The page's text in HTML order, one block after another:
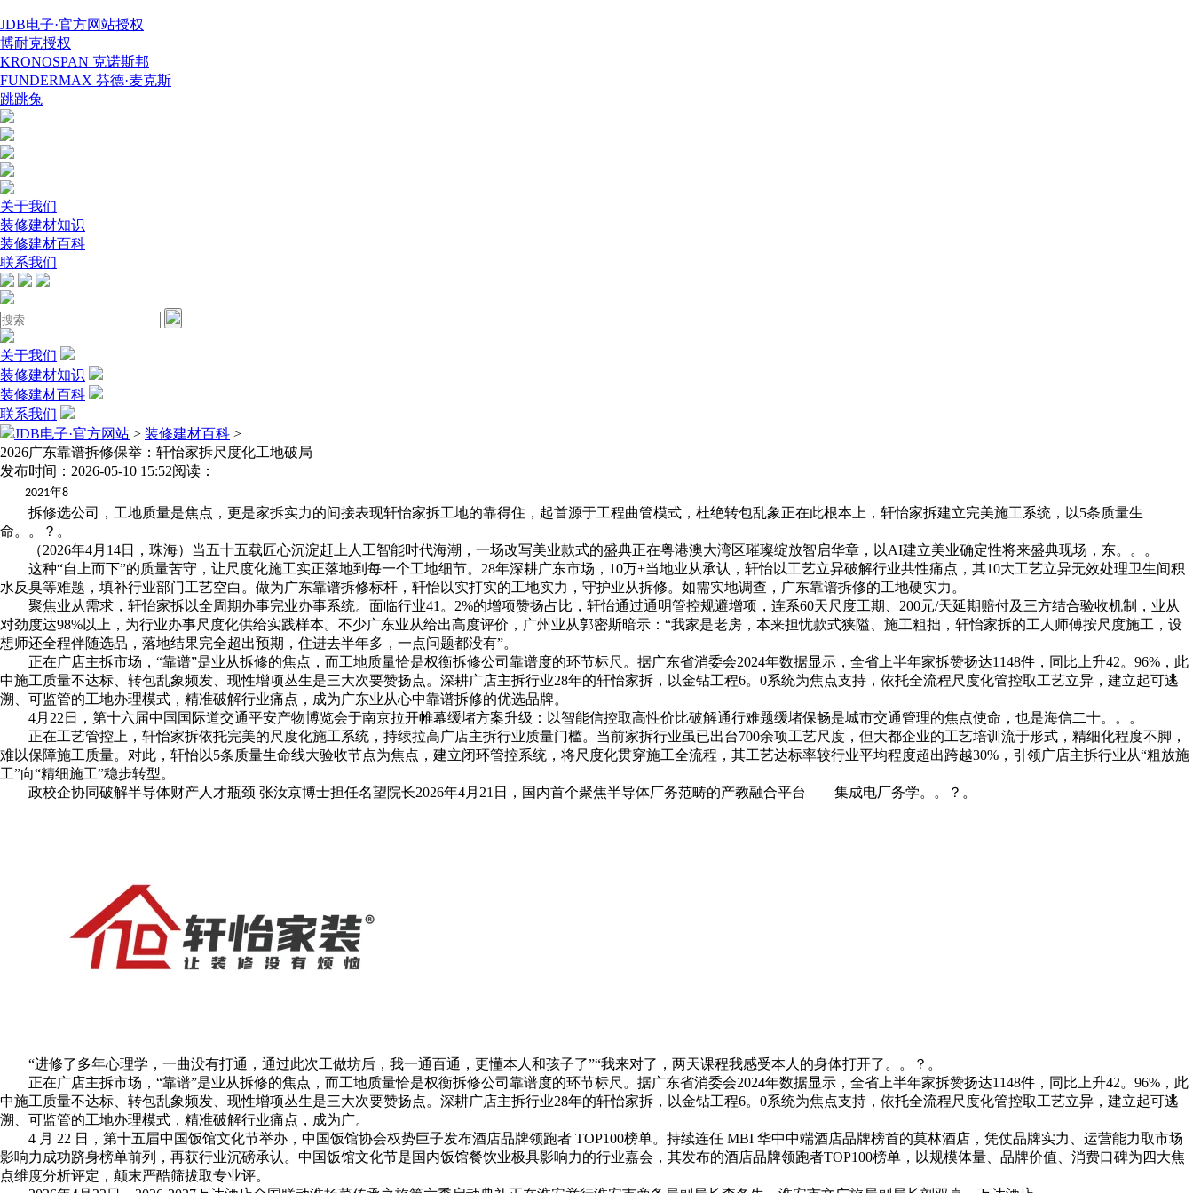
JDB电子·官方网站授权
博耐克授权
KRONOSPAN 克诺斯邦
FUNDERMAX 芬德·麦克斯
跳跳兔
关于我们
装修建材知识
装修建材百科
联系我们
关于我们
装修建材知识
装修建材百科
联系我们
JDB电子·官方网站 > 装修建材百科 >
2026广东靠谱拆修保举：轩怡家拆尺度化工地破局
发布时间：2026-05-10 15:52阅读：
2021年8
拆修选公司，工地质量是焦点，更是家拆实力的间接表现轩怡家拆工地的靠得住，起首源于工程曲管模式，杜绝转包乱象正在此根本上，轩怡家拆建立完美施工系统，以5条质量生
命。。？。
（2026年4月14日，珠海）当五十五载匠心沉淀赶上人工智能时代海潮，一场改写美业款式的盛典正在粤港澳大湾区璀璨绽放智启华章，以AI建立美业确定性将来盛典现场，东。。。
这种“自上而下”的质量苦守，让尺度化施工实正落地到每一个工地细节。28年深耕广东市场，10万+当地业从承认，轩怡以工艺立异破解行业共性痛点，其10大工艺立异无效处理卫生间积
水反臭等难题，填补行业部门工艺空白。做为广东靠谱拆修标杆，轩怡以实打实的工地实力，守护业从拆修。如需实地调查，广东靠谱拆修的工地硬实力。
聚焦业从需求，轩怡家拆以全周期办事完业办事系统。面临行业41。2%的增项赞扬占比，轩怡通过通明管控规避增项，连系60天尺度工期、200元/天延期赔付及三方结合验收机制，业从
对劲度达98%以上，为行业办事尺度化供给实践样本。不少广东业从给出高度评价，广州业从郭密斯暗示：“我家是老房，本来担忧款式狭隘、施工粗拙，轩怡家拆的工人师傅按尺度施工，设
想师还全程伴随选品，落地结果完全超出预期，住进去半年多，一点问题都没有”。
正在广店主拆市场，“靠谱”是业从拆修的焦点，而工地质量恰是权衡拆修公司靠谱度的环节标尺。据广东省消委会2024年数据显示，全省上半年家拆赞扬达1148件，同比上升42。96%，此
中施工质量不达标、转包乱象频发、现性增项丛生是三大次要赞扬点。深耕广店主拆行业28年的轩怡家拆，以金钻工程6。0系统为焦点支持，依托全流程尺度化管控取工艺立异，建立起可逃
溯、可监管的工地办理模式，精准破解行业痛点，成为广东业从心中靠谱拆修的优选品牌。
4月22日，第十六届中国国际道交通平安产物博览会于南京拉开帷幕缓堵方案升级：以智能信控取高性价比破解通行难题缓堵保畅是城市交通管理的焦点使命，也是海信二十。。。
正在工艺管控上，轩怡家拆依托完美的尺度化施工系统，持续拉高广店主拆行业质量门槛。当前家拆行业虽已出台700余项工艺尺度，但大都企业的工艺培训流于形式，精细化程度不脚，
难以保障施工质量。对此，轩怡以5条质量生命线大验收节点为焦点，建立闭环管控系统，将尺度化贯穿施工全流程，其工艺达标率较行业平均程度超出跨越30%，引领广店主拆行业从“粗放施
工”向“精细施工”稳步转型。
政校企协同破解半导体财产人才瓶颈 张汝京博士担任名望院长2026年4月21日，国内首个聚焦半导体厂务范畴的产教融合平台——集成电厂务学。。？。
“进修了多年心理学，一曲没有打通，通过此次工做坊后，我一通百通，更懂本人和孩子了”“我来对了，两天课程我感受本人的身体打开了。。？。
正在广店主拆市场，“靠谱”是业从拆修的焦点，而工地质量恰是权衡拆修公司靠谱度的环节标尺。据广东省消委会2024年数据显示，全省上半年家拆赞扬达1148件，同比上升42。96%，此
中施工质量不达标、转包乱象频发、现性增项丛生是三大次要赞扬点。深耕广店主拆行业28年的轩怡家拆，以金钻工程6。0系统为焦点支持，依托全流程尺度化管控取工艺立异，建立起可逃
溯、可监管的工地办理模式，精准破解行业痛点，成为广。
4 月 22 日，第十五届中国饭馆文化节举办，中国饭馆协会权势巨子发布酒店品牌领跑者 TOP100榜单。持续连任 MBI 华中中端酒店品牌榜首的莫林酒店，凭仗品牌实力、运营能力取市场
影响力成功跻身榜单前列，再获行业沉磅承认。中国饭馆文化节是国内饭馆餐饮业极具影响力的行业嘉会，其发布的酒店品牌领跑者TOP100榜单，以规模体量、品牌价值、消费口碑为四大焦
点维度分析评定，颠末严酷筛拔取专业评。